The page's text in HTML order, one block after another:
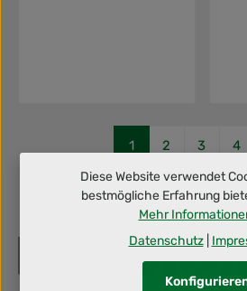
Seite
1 Seite
2 Seite
3 4
Diese Website verwendet
bestmögliche Erfahrung
Mehr
Datenschutz|